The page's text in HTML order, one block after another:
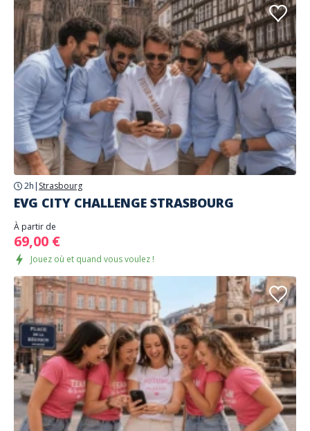
2h | Strasbourg
EVG CITY CHALLENGE STRASBOURG
À partir de
69,00 €
Jouez où et quand vous voulez !